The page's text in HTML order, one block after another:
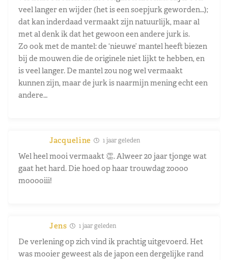
veel langer en wijder (het is een soepjurk geworden…);
dat kan inderdaad vermaakt zijn natuurlijk, maar al
met al denk ik dat het gewoon een andere jurk is.
Zo ook met de mantel: de ‘nieuwe’ mantel heeft biezen
bij de mouwen die de originele niet lijkt te hebben, en
is veel langer. De mantel zou nog wel vermaakt
kunnen zijn, maar de jurk is naarmijn mening echt een
andere…
Jacqueline 1 jaar geleden
Wel heel mooi vermaakt 👏. Alweer 20 jaar tjonge wat
gaat het hard. Die hoed op haar trouwdag zoooo
mooooiii!
Jens 1 jaar geleden
De verlening op zich vind ik prachtig uitgevoerd. Het
was mooier geweest als de japon een dergelijke rand